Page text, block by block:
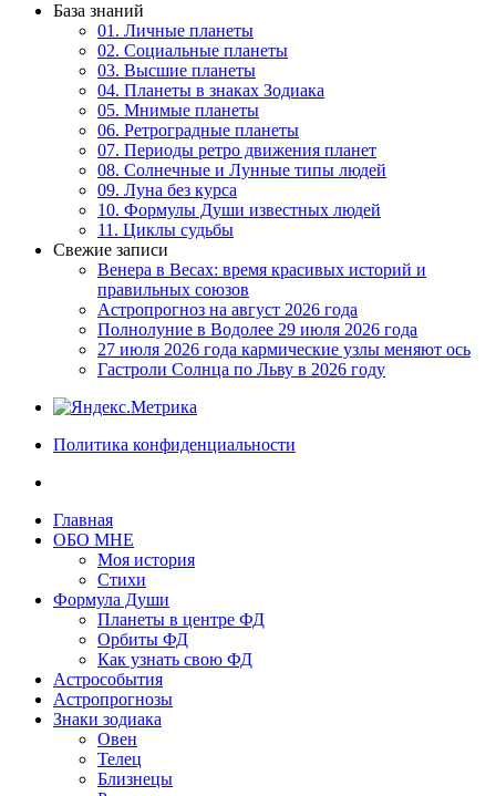
База знаний
01. Личные планеты
02. Социальные планеты
03. Высшие планеты
04. Планеты в знаках Зодиака
05. Мнимые планеты
06. Ретроградные планеты
07. Периоды ретро движения планет
08. Солнечные и Лунные типы людей
09. Луна без курса
10. Формулы Души известных людей
11. Циклы судьбы
Свежие записи
Венера в Весах: время красивых историй и
правильных союзов
Астропрогноз на август 2026 года
Полнолуние в Водолее 29 июля 2026 года
27 июля 2026 года кармические узлы меняют ось
Гастроли Солнца по Льву в 2026 году
Политика конфиденциальности
Главная
ОБО МНЕ
Моя история
Стихи
Формула Души
Планеты в центре ФД
Орбиты ФД
Как узнать свою ФД
Астрособытия
Астропрогнозы
Знаки зодиака
Овен
Телец
Близнецы